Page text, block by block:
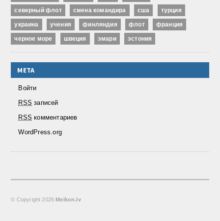
северный флот смена командира сша турция
украина учения финляндия флот франция
черное море швеция эмари эстония
МЕТА
Войти
RSS записей
RSS комментариев
WordPress.org
© Copyright 2026 Melkon.lv